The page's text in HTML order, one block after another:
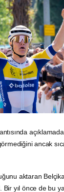
ancak
aktaran
yıl önce de bu